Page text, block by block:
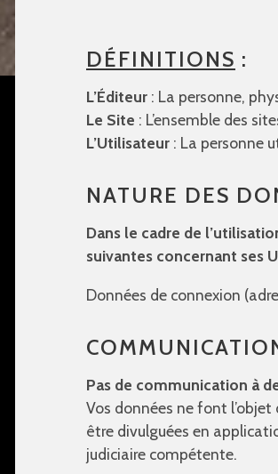
DÉFINITIONS :
L’Éditeur : La personne,
Le Site : L’ensemble des
L’Utilisateur : La personne
NATURE DES
Dans le cadre de
suivantes concernant ses
Données de connexion
Pas de communication à
Vos données ne font
être divulguées en
judiciaire compétente.